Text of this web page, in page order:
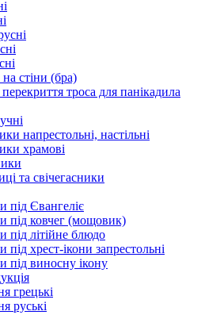
стіни (бра)
троса для панікадила
напрестольні, настільні
храмові
та свічегасники
під Євангеліє
під ковчег (мощовик)
під літійне блюдо
під хрест-ікони запрестольні
під виносну ікону
грецькі
руські